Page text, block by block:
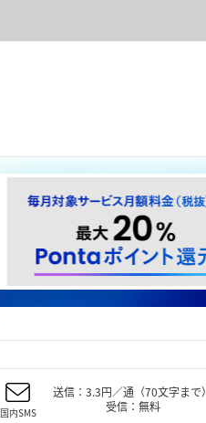
国内SMS
送信：3.3円／通（70文字まで）
受信：無料